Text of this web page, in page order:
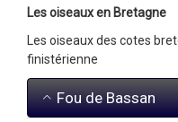
Les oiseaux en Bretagne
Les oiseaux des cotes
finistérienne
Fou de Bassan